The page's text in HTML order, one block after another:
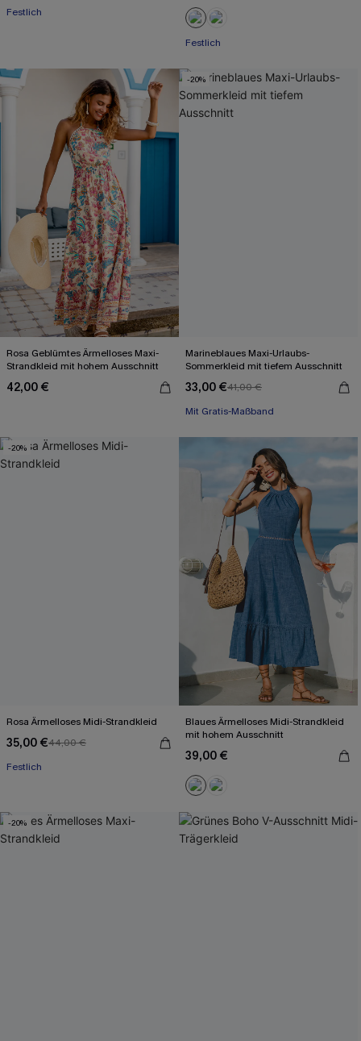
Festlich
Festlich
Rosa Geblümtes Ärmelloses Maxi-
Strandkleid mit hohem Ausschnitt
42,00 €
-20%
Marineblaues Maxi-Urlaubs-
Sommerkleid mit tiefem Ausschnitt
33,00 €41,00 €
Mit Gratis-Maßband
Festlich
-20%
Rosa Ärmelloses Midi-Strandkleid
35,00 €44,00 €
Festlich
Blaues Ärmelloses Midi-Strandkleid
mit hohem Ausschnitt
39,00 €
-20%